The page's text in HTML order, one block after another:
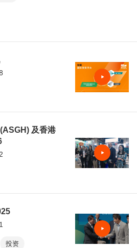
及香港
投资